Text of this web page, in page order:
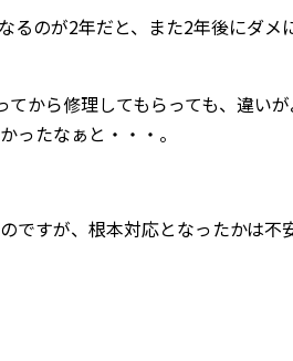
るのが2年だと、また2年後にダメ
から修理してもらっても、違い
ったなぁと・・・。
ですが、根本対応となったかは不